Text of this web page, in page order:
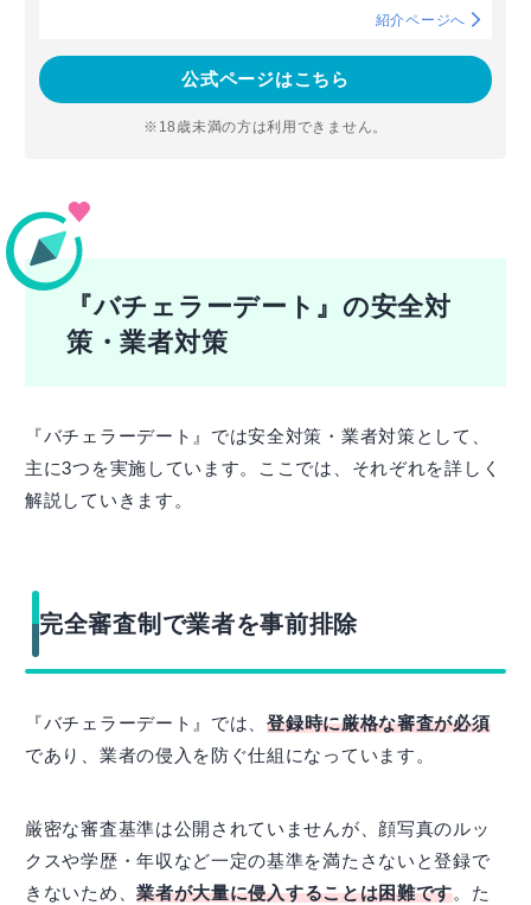
紹介ページへ
公式ページはこちら
※18歳未満の方は利用できません。
『バチェラーデート』の安全対
策・業者対策
『バチェラーデート』では安全対策・業者対策として、
主に3つを実施しています。ここでは、それぞれを詳しく
解説していきます。
完全審査制で業者を事前排除
『バチェラーデート』では、登録時に厳格な審査が必須
であり、業者の侵入を防ぐ仕組になっています。
厳密な審査基準は公開されていませんが、顔写真のルッ
クスや学歴・年収など一定の基準を満たさないと登録で
きないため、業者が大量に侵入することは困難です。た